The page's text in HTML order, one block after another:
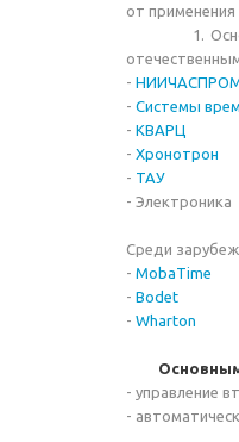
от применения
1.
-
- Системы
- КВАРЦ
- Хронотрон
- ТАУ
- Электроника
Среди
- MobaTime
- Bodet
- Wharton
- управление
-